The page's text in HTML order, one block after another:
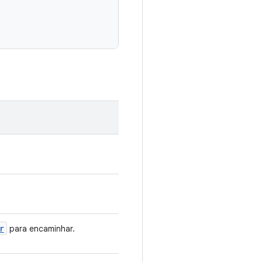
para encaminhar.